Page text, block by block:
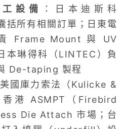
設備
：日本迪斯科
括所有相關訂單；日東電
Frame Mount 與 UV
本琳得科（LINTEC）負
De-taping 製程
美國庫力索法（Kulicke &
港 ASMPT（Firebird
Die Attach 市場；台